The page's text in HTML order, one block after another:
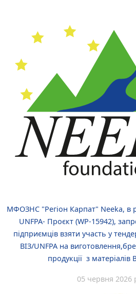
МФОЗНС "Регіон Карпат" Neeka, в
UNFPA- Проєкт (WP-15942),
підприємців взяти участь у
ВІЗ/UNFPA на
продукції з матеріалів
05 червня 2026